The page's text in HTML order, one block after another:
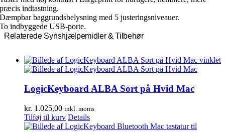
præcis indtastning.
Dæmpbar baggrundsbelysning med 5 justeringsniveauer.
To indbyggede USB-porte.
Relaterede Synshjælpemidler & Tilbehør
LogicKeyboard ALBA Sort på Hvid Mac
kr. 1.025,00 inkl. moms
Tilføj til kurv Details